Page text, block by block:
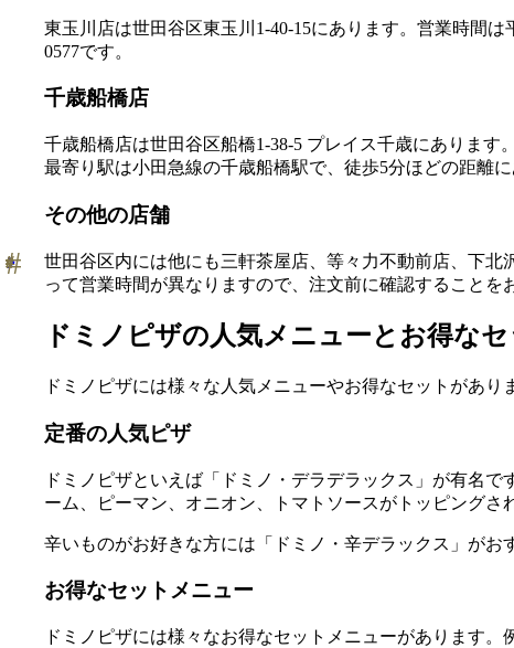
東玉川店は世田谷区東玉川1-40-15にあります。営業時間
0577です。
千歳船橋店
千歳船橋店は世田谷区船橋1-38-5 プレイス千歳にあります
最寄り駅は小田急線の千歳船橋駅で、徒歩5分ほどの距離に
その他の店舗
世田谷区内には他にも三軒茶屋店、等々力不動前店、下
って営業時間が異なりますので、注文前に確認することを
ドミノピザの人気メニューとお得なセ
ドミノピザには様々な人気メニューやお得なセットがあり
定番の人気ピザ
ドミノピザといえば「ドミノ・デラデラックス」が有名
ーム、ピーマン、オニオン、トマトソースがトッピングさ
辛いものがお好きな方には「ドミノ・辛デラックス」がお
お得なセットメニュー
ドミノピザには様々なお得なセットメニューがあります